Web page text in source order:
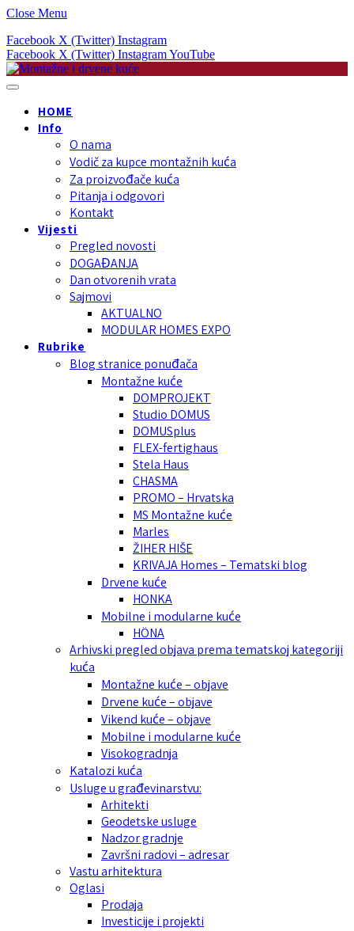
Close Menu
Facebook X (Twitter) Instagram
Facebook X (Twitter) InstagramYouTube
HOME
Info
O nama
Vodič za kupce montažnih kuća
Za proizvođače kuća
Pitanja i odgovori
Kontakt
Vijesti
Pregled novosti
DOGAĐANJA
Dan otvorenih vrata
Sajmovi
AKTUALNO
MODULAR HOMES EXPO
Rubrike
Blog stranice ponuđača
Montažne kuće
DOMPROJEKT
Studio DOMUS
DOMUSplus
FLEX-fertighaus
Stela Haus
CHASMA
PROMO – Hrvatska
MS Montažne kuće
Marles
ŽIHER HIŠE
KRIVAJA Homes – Tematski blog
Drvene kuće
HONKA
Mobilne i modularne kuće
HÖNA
Arhivski pregled objava prema tematskoj kategoriji
kuća
Montažne kuće – objave
Drvene kuće – objave
Vikend kuće – objave
Mobilne i modularne kuće
Visokogradnja
Katalozi kuća
Usluge u građevinarstvu:
Arhitekti
Geodetske usluge
Nadzor gradnje
Završni radovi – adresar
Vastu arhitektura
Oglasi
Prodaja
Investicije i projekti